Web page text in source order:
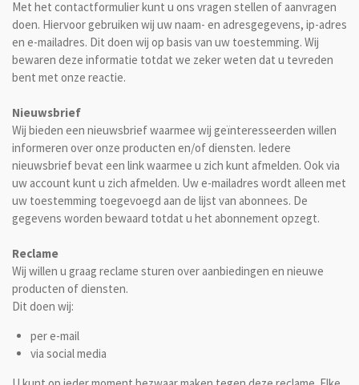
Met het contactformulier kunt u ons vragen stellen of aanvragen
doen. Hiervoor gebruiken wij uw naam- en adresgegevens, ip-adres
en e-mailadres. Dit doen wij op basis van uw toestemming. Wij
bewaren deze informatie totdat we zeker weten dat u tevreden
bent met onze reactie.
Nieuwsbrief
Wij bieden een nieuwsbrief waarmee wij geïnteresseerden willen
informeren over onze producten en/of diensten. Iedere
nieuwsbrief bevat een link waarmee u zich kunt afmelden. Ook via
uw account kunt u zich afmelden. Uw e-mailadres wordt alleen met
uw toestemming toegevoegd aan de lijst van abonnees. De
gegevens worden bewaard totdat u het abonnement opzegt.
Reclame
Wij willen u graag reclame sturen over aanbiedingen en nieuwe
producten of diensten.
Dit doen wij:
per e-mail
via social media